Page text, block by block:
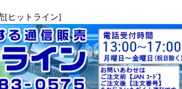
[ヒットライン]